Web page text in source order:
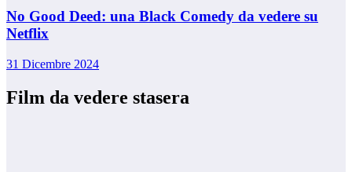
No Good Deed: una Black Comedy da vedere su
Netflix
31 Dicembre 2024
Film da vedere stasera